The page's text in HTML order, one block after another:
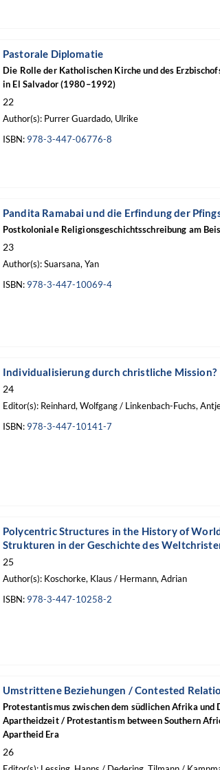
Pastorale Diplomatie
Die Rolle der Katholischen Kirche und des
in El Salvador (1980–1992)
22
Author(s): Purrer Guardado, Ulrike
ISBN: 978-3-447-06776-8
Pandita Ramabai und die Erfindung der
Postkoloniale Religionsgeschichtsschreibung am
23
Author(s): Suarsana, Yan
ISBN: 978-3-447-10069-4
Individualisierung durch christliche Mission?
24
Editor(s): Reinhard, Wolfgang / Linkenbach-Fuchs,
ISBN: 978-3-447-10141-7
Polycentric Structures in the History of
Strukturen in der Geschichte des
25
Author(s): Koschorke, Klaus / Hermann, Adrian
ISBN: 978-3-447-10258-2
Umstrittene Beziehungen / Contested
Protestantismus zwischen dem südlichen Afrika
Apartheidzeit / Protestantism between Southern
Apartheid Era
26